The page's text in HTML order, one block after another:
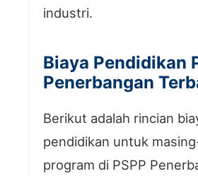
industri.
Biaya Pendidikan
Penerbangan
Berikut adalah rincian
pendidikan untuk
program di PSPP